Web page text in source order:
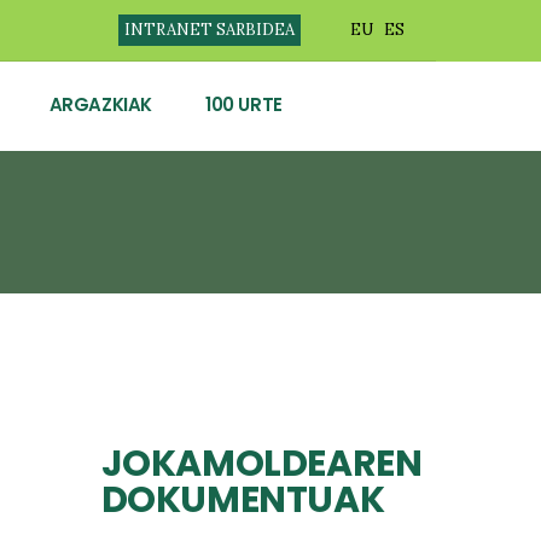
INTRANET SARBIDEA EU ES
ARGAZKIAK 100 URTE
JOKAMOLDEAREN
DOKUMENTUAK